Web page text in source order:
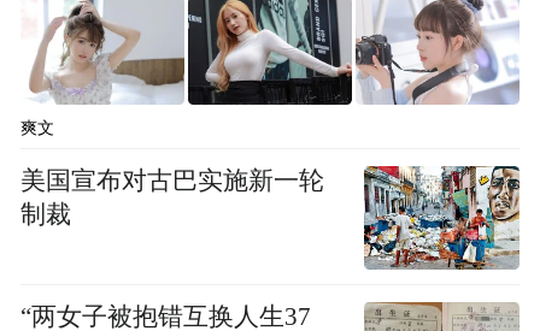
爽文
美国宣布对古巴实施新一轮
制裁
“两女子被抱错互换人生37